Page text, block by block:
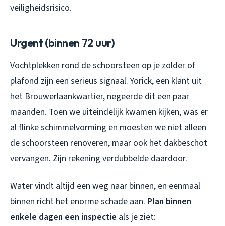
veiligheidsrisico.
Urgent (binnen 72 uur)
Vochtplekken rond de schoorsteen op je zolder of
plafond zijn een serieus signaal. Yorick, een klant uit
het Brouwerlaankwartier, negeerde dit een paar
maanden. Toen we uiteindelijk kwamen kijken, was er
al flinke schimmelvorming en moesten we niet alleen
de schoorsteen renoveren, maar ook het dakbeschot
vervangen. Zijn rekening verdubbelde daardoor.
Water vindt altijd een weg naar binnen, en eenmaal
binnen richt het enorme schade aan. Plan binnen
enkele dagen een inspectie als je ziet: